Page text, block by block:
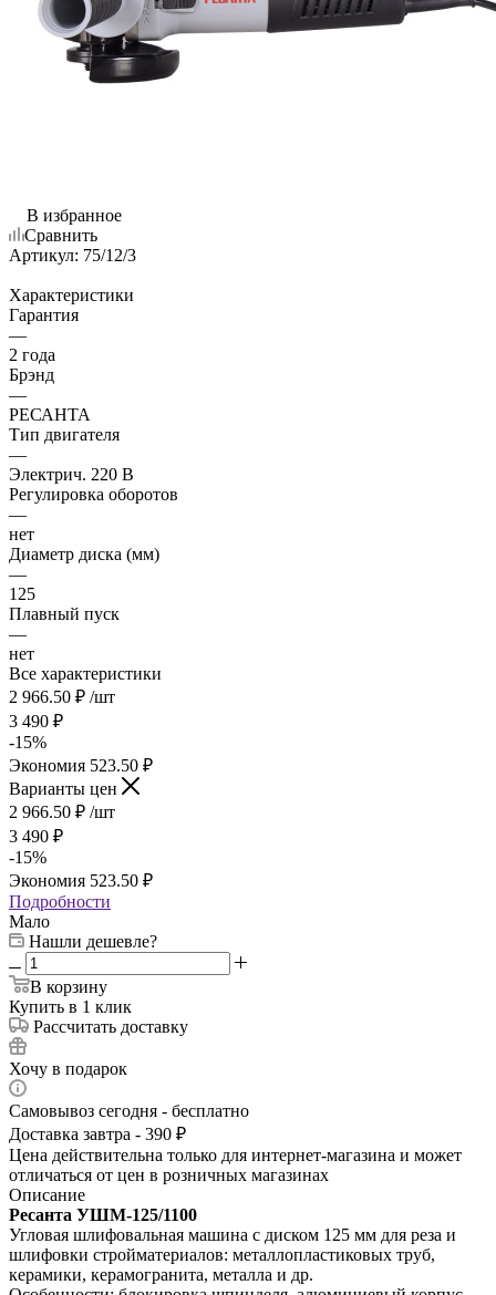
В избранное
Сравнить
Артикул: 75/12/3
Характеристики
Гарантия
—
2 года
Брэнд
—
РЕСАНТА
Тип двигателя
—
Электрич. 220 В
Регулировка оборотов
—
нет
Диаметр диска (мм)
—
125
Плавный пуск
—
нет
Все характеристики
2 966.50 ₽ /шт
3 490 ₽
-15%
Экономия 523.50 ₽
Варианты цен
2 966.50 ₽ /шт
3 490 ₽
-15%
Экономия 523.50 ₽
Подробности
Мало
Нашли дешевле?
В корзину
Купить в 1 клик
Рассчитать доставку
Хочу в подарок
Самовывоз сегодня - бесплатно
Доставка завтра - 390 ₽
Цена действительна только для интернет-магазина и может
отличаться от цен в розничных магазинах
Описание
Ресанта УШМ‑125/1100
Угловая шлифовальная машина с диском 125 мм для реза и
шлифовки стройматериалов: металлопластиковых труб,
керамики, керамогранита, металла и др.